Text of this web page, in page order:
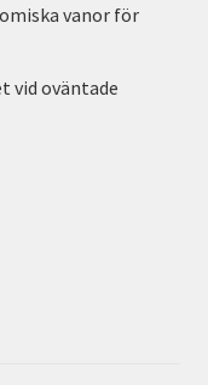
vanor för
vid oväntade